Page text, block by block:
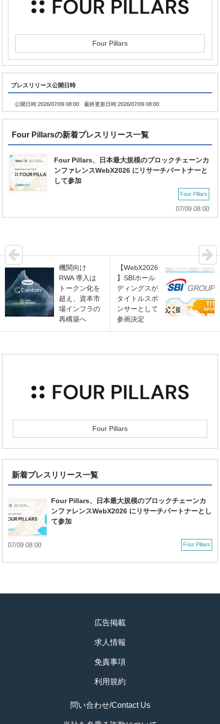
Four Pillars
プレスリリース公開日時
公開日時:2026/07/09 08:00 最終更新日時:2026/07/09 08:00
Four Pillarsの新着プレスリリース一覧
Four Pillars、日本最大規模のブロックチェーンカ
ンファレンスWebX2026 にリサーチパートナーと
して参加
Four Pillars
07/09 08:00
機関向け
RWA 導入は
トークン化を
超え、資本市
場インフラの
再構築へ
【WebX2026
】SBIホール
ディングスが
タイトルスポ
ンサーとして
参画決定
Four Pillars
新着プレスリリース一覧
Four Pillars、日本最大規模のブロックチェーンカ
ンファレンスWebX2026 にリサーチパートナーとし
て参加
Four Pillars
07/09 08:00
広告掲載
求人情報
免責事項
利用規約
問い合わせ/Contact Us